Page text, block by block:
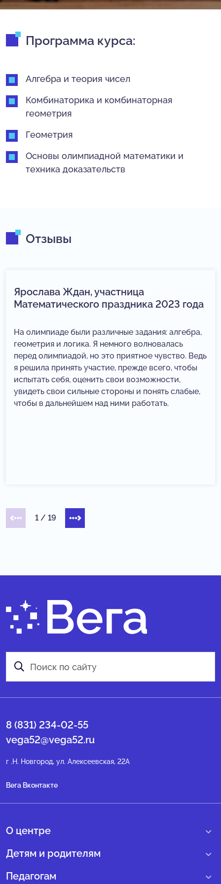
Программа курса:
Алгебра и теория чисел
Комбинаторика и комбинаторная
геометрия
Геометрия
Основы олимпиадной математики и
техника доказательств
Отзывы
Ярослава Ждан, участница
Математического праздника 2023 года
На олимпиаде были различные задания: алгебра,
геометрия и логика. Я немного волновалась
перед олимпиадой, но это приятное чувство. Ведь
я решила принять участие, прежде всего, чтобы
испытать себя, оценить свои возможности,
увидеть свои сильные стороны и понять слабые,
чтобы в дальнейшем над ними работать.
1/ 19
8 (831) 234-02-55
vega52@vega52.ru
г .Н. Новгород, ул. Алексеевская, 22А
Вега Вконтакте
О центре
О нас
Структура регионального центра
Детям и родителям
Учебные интенсивные сборы
Педагогам